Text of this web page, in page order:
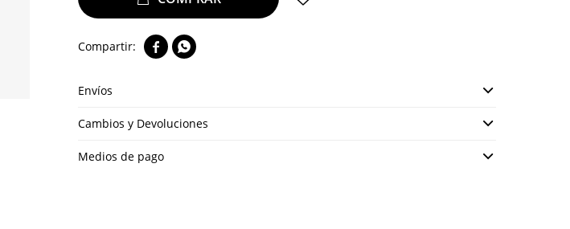
 
Envíos
Cambios y Devoluciones
Medios de pago